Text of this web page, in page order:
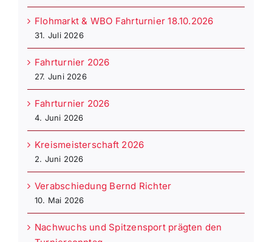
Flohmarkt & WBO Fahrturnier 18.10.2026
31. Juli 2026
Fahrturnier 2026
27. Juni 2026
Fahrturnier 2026
4. Juni 2026
Kreismeisterschaft 2026
2. Juni 2026
Verabschiedung Bernd Richter
10. Mai 2026
Nachwuchs und Spitzensport prägten den